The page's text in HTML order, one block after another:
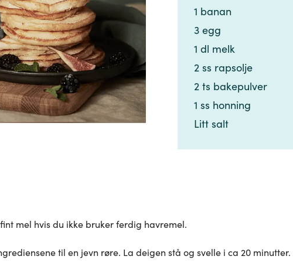
1 banan​​​​‌ ‍ ​‍​‍‌‍ ‌ ​‍‌‍‍‌‌‍‌ ‌‍‍‌‌‍ ‍​‍​‍​ ‍‍​‍​‍‌ ​ ‌‍​‌‌‍ ‍‌‍‍‌‌ ‌​‌ ‍‌​‍ ‍‌‍‍‌‌‍ ​‍​‍​‍ ​​‍​‍‌‍‍​‌ ​‍‌‍‌‌‌‍‌‍​‍​‍​ ‍‍​‍​‍‌‍‍​‌ ‌​‌ ‌​‌ ​​‌ ​ ​ ‍‍​‍ ​‍ ‌‍​ ‌‍ ‌‌ ​ ​‍ ‍‌‍​ ‌‍‌‌‌ ​‍‌ ‌‍‌‍‌‌‌ ​‍‌‍​‌​‍ ‍‌ ​ ‌‍‌‌​‍ ‌ ​​‌ ​‍‌‍ ‌‍‌​‌ ‌‌‌‍​ ‌ ‌​‌‍‍‌‌‍ ‌‍ ‍​‍ ‌‍‍‌‌‍ ‍‌ ‌​‌‍‌‌‌‍ ‍‌ ‌​​‍ ‌‍‌‌‌‍‌​‌‍‍‌‌ ‌​​‍ ‌‍ ‌‌‍ ‌‍‌​‌‍‌‌​ ‌‌ ​​‌ ​‍‌‍‌‌‌ ​ ‌‍‌‌‌‍ ‍‌ ‌​‌‍​‌‌ ‌​‌‍‍‌‌‍ ‌‍ ‍​ ‍ ‌‍‍‌‌‍‌​​ ‌‌‍‍‌​ ​‌​ ‍​‌‍ ‍​‍ ‍​ ‍​​ ‌ ‌‍​‍​ ‌‍​ ‌‍​ ​‍‌‍​‍​ ‍‌​‍ ‌‌‍‌‍‌‍​‌​ ‌​​ ‌ ​‍ ‌​ ‌​​ ‌​‌‍​‍​ ​‌​‍ ‌​ ‍​‌‍​‍‌‍‌‍​ ​‍​‍ ‌​ ​​‌‍​ ​ ‌‍‌‍‌‍​ ‌‌‌‍​‌‌‍​ ‌‍‌​‌‍‌​​ ‍​‌‍‌‍​ ​ ​‍ ‍‌‍ ‍‌‍ ​ ‍ ‌ ‌​‌ ‍‌‌ ​​‌‍‌‌​ ‌‌ ​​‌‍​‌‌‍‌ ‌‍‌‌​ ‍ ‌ ​​‌‍​‌‌ ‌​‌‍‍​​ ‌‌‍​‍‌‍ ​‌‍ ‌‍​ ‌‍‍ ‌ ​ ​‍‌‌​ ‌‌‌​​‍‌‌ ‌‍‍ ‌‍‌‌‌ ‍‌​‍‌‌​ ​ ‌​‌​​‍‌‌​ ​ ‌​‌​​‍‌‌​ ​‍​ ​‍‌‍‌‌​ ‍‌​ ‌ ​ ​‌‌‍‌​​ ​‍​ ​‍​ ‌ ‌‍‌‌‌‍‌​‌‍‌​​ ​​​‍‌‌​ ​‍​ ​‍​‍‌‌​ ‌‌‌​‌​​‍ ‍‌‍​ ‌‍ ‌‍ ​‌ ‌‌‌‍ ‌‌‍ ‍‌ ​ ​‍‌‌​ ‌‌‌​​‍‌‌ ‌‍‍ ‌‍‌‌‌ ‍‌​‍‌‌​ ​ ‌​‌​​‍‌‌​ ​ ‌​‌​​‍‌‌​ ​‍​ ​‍​ ‌ ‌‍‌‌‌‍​‍‌‍​‌​ ‍​​ ‍‌​ ​‌​ ‌​‌‍​‌‌‍‌​​ ‍​​ ‌‌​‍‌‌​ ​‍​ ​‍​‍‌‌​ ‌‌‌​‌​​‍ ‍‌‍‍‌‌ ‌​‌‍‌‌‌‍ ‌‌ ​ ​‍‌‌​ ‌‌‌​​‍​ ​ ​‍‌‌​ ‌‌‌​‌​​ ‌‍​‍‌‍​‌‌ ​ ‌‍‌‌‌‌‌‌‌ ​‍‌‍ ​​ ‌‌‍‍​‌ ‌​‌ ‌​‌ ​​‌ ​ ​‍‌‌​ ​ ‌​​‌​‍‌‌​ ​‍‌​‌‍​‍‌‌​ ​‍‌​‌‍‌‍​ ‌‍ ‌‌ ​ ​‍ ‍‌‍​ ‌‍‌‌‌ ​‍‌ ‌‍‌‍‌‌‌ ​‍‌‍​‌​‍ ‍‌ ​ ‌‍‌‌​‍‌‍‌‍‍‌‌‍‌​​ ‌‌‍‍‌​ ​‌​ ‍​‌‍ ‍​‍ ‍​ ‍​​ ‌ ‌‍​‍​ ‌‍​ ‌‍​ ​‍‌‍​‍​ ‍‌​‍ ‌‌‍‌‍‌‍​‌​ ‌​​ ‌ ​‍ ‌​ ‌​​ ‌​‌‍​‍​ ​‌​‍ ‌​ ‍​‌‍​‍‌‍‌‍​ ​‍​‍ ‌​ ​​‌‍​ ​ ‌‍‌‍‌‍​ ‌‌‌‍​‌‌‍​ ‌‍‌​‌‍‌​​ ‍​‌‍‌‍​ ​ ​‍ ‍‌‍ ‍‌‍ ​‍‌‍‌ ‌​‌ ‍‌‌ ​​‌‍‌‌​ ‌‌ ​​‌‍​‌‌‍‌ ‌‍‌‌​‍‌‍‌ ​​‌‍​‌‌ ‌​‌‍‍​​ ‌‌‍​‍‌‍ ​‌‍ ‌‍​ ‌‍‍ ‌ ​ ​‍‌‌​ ‌‌‌​​‍‌‌ ‌‍‍ ‌‍‌‌‌ ‍‌​‍‌‌​ ​ ‌​‌​​‍‌‌​ ​ ‌​‌​​‍‌‌​ ​‍​ ​‍‌‍‌‌​ ‍‌​ ‌ ​ ​‌‌‍‌​​ ​‍​ ​‍​ ‌ ‌‍‌‌‌‍‌​‌‍‌​​ ​​​‍‌‌​ ​‍​ ​‍​‍‌‌​ ‌‌‌​‌​​‍ ‍‌‍​ ‌‍ ‌‍ ​‌ ‌‌‌‍ ‌‌‍ ‍‌ ​ ​‍‌‌​ ‌‌‌​​‍‌‌ ‌‍‍ ‌‍‌‌‌ ‍‌​‍‌‌​ ​ ‌​‌​​‍‌‌​ ​ ‌​‌​​‍‌‌​ ​‍​ ​‍​ ‌ ‌‍‌‌‌‍​‍‌‍​‌​ ‍​​ ‍‌​ ​‌​ ‌​‌‍​‌‌‍‌​​ ‍​​ ‌‌​‍‌‌​ ​‍​ ​‍​‍‌‌​ ‌‌‌​‌​​‍ ‍‌‍‍‌‌ ‌​‌‍‌‌‌‍ ‌‌ ​ ​‍‌‌​ ‌‌‌​​‍​ ​ ​‍‌‌​ ‌‌‌​‌​​‍‌‍‌ ‌ ‌‍ ‌ ​‍‌‍‍ ‌ ​ ‌ ​​‌‍​‌‌‍​ ‌‍‌‌​ ‌‌ ​​‌ ​‍‌‍ ‌‍‌​‌ ‌‌‌‍​ ‌ ‌​‌‍‍‌‌‍ ‌‍ ‍​‍‌‍‌ ​​‌‍‌‌‌ ​‍‌ ​ ‌ ​​‌‍‌‌‌‍​ ‌ ‌​‌‍‍‌‌ ‌‍‌‍‌‌​ ‌‌ ​​‌ ‌‌‌‍​‍‌‍ ​‌‍‍‌‌ ​ ‌‍‍​‌‍‌‌‌‍‌​​‍​‍‌ ‌
3 egg​​​​‌ ‍ ​‍​‍‌‍ ‌ ​‍‌‍‍‌‌‍‌ ‌‍‍‌‌‍ ‍​‍​‍​ ‍‍​‍​‍‌ ​ ‌‍​‌‌‍ ‍‌‍‍‌‌ ‌​‌ ‍‌​‍ ‍‌‍‍‌‌‍ ​‍​‍​‍ ​​‍​‍‌‍‍​‌ ​‍‌‍‌‌‌‍‌‍​‍​‍​ ‍‍​‍​‍‌‍‍​‌ ‌​‌ ‌​‌ ​​‌ ​ ​ ‍‍​‍ ​‍ ‌‍​ ‌‍ ‌‌ ​ ​‍ ‍‌‍​ ‌‍‌‌‌ ​‍‌ ‌‍‌‍‌‌‌ ​‍‌‍​‌​‍ ‍‌ ​ ‌‍‌‌​‍ ‌ ​​‌ ​‍‌‍ ‌‍‌​‌ ‌‌‌‍​ ‌ ‌​‌‍‍‌‌‍ ‌‍ ‍​‍ ‌‍‍‌‌‍ ‍‌ ‌​‌‍‌‌‌‍ ‍‌ ‌​​‍ ‌‍‌‌‌‍‌​‌‍‍‌‌ ‌​​‍ ‌‍ ‌‌‍ ‌‍‌​‌‍‌‌​ ‌‌ ​​‌ ​‍‌‍‌‌‌ ​ ‌‍‌‌‌‍ ‍‌ ‌​‌‍​‌‌ ‌​‌‍‍‌‌‍ ‌‍ ‍​ ‍ ‌‍‍‌‌‍‌​​ ‌‌‍‍‌​ ​‌​ ‍​‌‍ ‍​‍ ‍​ ‍​​ ‌ ‌‍​‍​ ‌‍​ ‌‍​ ​‍‌‍​‍​ ‍‌​‍ ‌‌‍‌‍‌‍​‌​ ‌​​ ‌ ​‍ ‌​ ‌​​ ‌​‌‍​‍​ ​‌​‍ ‌​ ‍​‌‍​‍‌‍‌‍​ ​‍​‍ ‌​ ​​‌‍​ ​ ‌‍‌‍‌‍​ ‌‌‌‍​‌‌‍​ ‌‍‌​‌‍‌​​ ‍​‌‍‌‍​ ​ ​‍ ‍‌‍ ‍‌‍ ​ ‍ ‌ ‌​‌ ‍‌‌ ​​‌‍‌‌​ ‌‌ ​​‌‍​‌‌‍‌ ‌‍‌‌​ ‍ ‌ ​​‌‍​‌‌ ‌​‌‍‍​​ ‌‌‍​‍‌‍ ​‌‍ ‌‍​ ‌‍‍ ‌ ​ ​‍‌‌​ ‌‌‌​​‍‌‌ ‌‍‍ ‌‍‌‌‌ ‍‌​‍‌‌​ ​ ‌​‌​​‍‌‌​ ​ ‌​‌​​‍‌‌​ ​‍​ ​‍‌‍‌‌​ ‍‌​ ‌ ​ ​‌‌‍‌​​ ​‍​ ​‍​ ‌ ‌‍‌‌‌‍‌​‌‍‌​​ ​​​‍‌‌​ ​‍​ ​‍​‍‌‌​ ‌‌‌​‌​​‍ ‍‌‍​ ‌‍ ‌‍ ​‌ ‌‌‌‍ ‌‌‍ ‍‌ ​ ​‍‌‌​ ‌‌‌​​‍‌‌ ‌‍‍ ‌‍‌‌‌ ‍‌​‍‌‌​ ​ ‌​‌​​‍‌‌​ ​ ‌​‌​​‍‌‌​ ​‍​ ​‍​ ‌ ‌‍‌‌‌‍​‍‌‍​‌​ ‍​​ ‍‌​ ​‌​ ‌​‌‍​‌‌‍‌​​ ‍​​ ‌‌​‍‌‌​ ​‍​ ​‍​‍‌‌​ ‌‌‌​‌​​‍ ‍‌‍‍‌‌ ‌​‌‍‌‌‌‍ ‌‌ ​ ​‍‌‌​ ‌‌‌​​‍​ ‌​​‍‌‌​ ‌‌‌​‌​​ ‌‍​‍‌‍​‌‌ ​ ‌‍‌‌‌‌‌‌‌ ​‍‌‍ ​​ ‌‌‍‍​‌ ‌​‌ ‌​‌ ​​‌ ​ ​‍‌‌​ ​ ‌​​‌​‍‌‌​ ​‍‌​‌‍​‍‌‌​ ​‍‌​‌‍‌‍​ ‌‍ ‌‌ ​ ​‍ ‍‌‍​ ‌‍‌‌‌ ​‍‌ ‌‍‌‍‌‌‌ ​‍‌‍​‌​‍ ‍‌ ​ ‌‍‌‌​‍‌‍‌‍‍‌‌‍‌​​ ‌‌‍‍‌​ ​‌​ ‍​‌‍ ‍​‍ ‍​ ‍​​ ‌ ‌‍​‍​ ‌‍​ ‌‍​ ​‍‌‍​‍​ ‍‌​‍ ‌‌‍‌‍‌‍​‌​ ‌​​ ‌ ​‍ ‌​ ‌​​ ‌​‌‍​‍​ ​‌​‍ ‌​ ‍​‌‍​‍‌‍‌‍​ ​‍​‍ ‌​ ​​‌‍​ ​ ‌‍‌‍‌‍​ ‌‌‌‍​‌‌‍​ ‌‍‌​‌‍‌​​ ‍​‌‍‌‍​ ​ ​‍ ‍‌‍ ‍‌‍ ​‍‌‍‌ ‌​‌ ‍‌‌ ​​‌‍‌‌​ ‌‌ ​​‌‍​‌‌‍‌ ‌‍‌‌​‍‌‍‌ ​​‌‍​‌‌ ‌​‌‍‍​​ ‌‌‍​‍‌‍ ​‌‍ ‌‍​ ‌‍‍ ‌ ​ ​‍‌‌​ ‌‌‌​​‍‌‌ ‌‍‍ ‌‍‌‌‌ ‍‌​‍‌‌​ ​ ‌​‌​​‍‌‌​ ​ ‌​‌​​‍‌‌​ ​‍​ ​‍‌‍‌‌​ ‍‌​ ‌ ​ ​‌‌‍‌​​ ​‍​ ​‍​ ‌ ‌‍‌‌‌‍‌​‌‍‌​​ ​​​‍‌‌​ ​‍​ ​‍​‍‌‌​ ‌‌‌​‌​​‍ ‍‌‍​ ‌‍ ‌‍ ​‌ ‌‌‌‍ ‌‌‍ ‍‌ ​ ​‍‌‌​ ‌‌‌​​‍‌‌ ‌‍‍ ‌‍‌‌‌ ‍‌​‍‌‌​ ​ ‌​‌​​‍‌‌​ ​ ‌​‌​​‍‌‌​ ​‍​ ​‍​ ‌ ‌‍‌‌‌‍​‍‌‍​‌​ ‍​​ ‍‌​ ​‌​ ‌​‌‍​‌‌‍‌​​ ‍​​ ‌‌​‍‌‌​ ​‍​ ​‍​‍‌‌​ ‌‌‌​‌​​‍ ‍‌‍‍‌‌ ‌​‌‍‌‌‌‍ ‌‌ ​ ​‍‌‌​ ‌‌‌​​‍​ ‌​​‍‌‌​ ‌‌‌​‌​​‍‌‍‌ ‌ ‌‍ ‌ ​‍‌‍‍ ‌ ​ ‌ ​​‌‍​‌‌‍​ ‌‍‌‌​ ‌‌ ​​‌ ​‍‌‍ ‌‍‌​‌ ‌‌‌‍​ ‌ ‌​‌‍‍‌‌‍ ‌‍ ‍​‍‌‍‌ ​​‌‍‌‌‌ ​‍‌ ​ ‌ ​​‌‍‌‌‌‍​ ‌ ‌​‌‍‍‌‌ ‌‍‌‍‌‌​ ‌‌ ​​‌ ‌‌‌‍​‍‌‍ ​‌‍‍‌‌ ​ ‌‍‍​‌‍‌‌‌‍‌​​‍​‍‌ ‌
1 dl melk​​​​‌ ‍ ​‍​‍‌‍ ‌ ​‍‌‍‍‌‌‍‌ ‌‍‍‌‌‍ ‍​‍​‍​ ‍‍​‍​‍‌ ​ ‌‍​‌‌‍ ‍‌‍‍‌‌ ‌​‌ ‍‌​‍ ‍‌‍‍‌‌‍ ​‍​‍​‍ ​​‍​‍‌‍‍​‌ ​‍‌‍‌‌‌‍‌‍​‍​‍​ ‍‍​‍​‍‌‍‍​‌ ‌​‌ ‌​‌ ​​‌ ​ ​ ‍‍​‍ ​‍ ‌‍​ ‌‍ ‌‌ ​ ​‍ ‍‌‍​ ‌‍‌‌‌ ​‍‌ ‌‍‌‍‌‌‌ ​‍‌‍​‌​‍ ‍‌ ​ ‌‍‌‌​‍ ‌ ​​‌ ​‍‌‍ ‌‍‌​‌ ‌‌‌‍​ ‌ ‌​‌‍‍‌‌‍ ‌‍ ‍​‍ ‌‍‍‌‌‍ ‍‌ ‌​‌‍‌‌‌‍ ‍‌ ‌​​‍ ‌‍‌‌‌‍‌​‌‍‍‌‌ ‌​​‍ ‌‍ ‌‌‍ ‌‍‌​‌‍‌‌​ ‌‌ ​​‌ ​‍‌‍‌‌‌ ​ ‌‍‌‌‌‍ ‍‌ ‌​‌‍​‌‌ ‌​‌‍‍‌‌‍ ‌‍ ‍​ ‍ ‌‍‍‌‌‍‌​​ ‌‌‍‍‌​ ​‌​ ‍​‌‍ ‍​‍ ‍​ ‍​​ ‌ ‌‍​‍​ ‌‍​ ‌‍​ ​‍‌‍​‍​ ‍‌​‍ ‌‌‍‌‍‌‍​‌​ ‌​​ ‌ ​‍ ‌​ ‌​​ ‌​‌‍​‍​ ​‌​‍ ‌​ ‍​‌‍​‍‌‍‌‍​ ​‍​‍ ‌​ ​​‌‍​ ​ ‌‍‌‍‌‍​ ‌‌‌‍​‌‌‍​ ‌‍‌​‌‍‌​​ ‍​‌‍‌‍​ ​ ​‍ ‍‌‍ ‍‌‍ ​ ‍ ‌ ‌​‌ ‍‌‌ ​​‌‍‌‌​ ‌‌ ​​‌‍​‌‌‍‌ ‌‍‌‌​ ‍ ‌ ​​‌‍​‌‌ ‌​‌‍‍​​ ‌‌‍​‍‌‍ ​‌‍ ‌‍​ ‌‍‍ ‌ ​ ​‍‌‌​ ‌‌‌​​‍‌‌ ‌‍‍ ‌‍‌‌‌ ‍‌​‍‌‌​ ​ ‌​‌​​‍‌‌​ ​ ‌​‌​​‍‌‌​ ​‍​ ​‍‌‍‌‌​ ‍‌​ ‌ ​ ​‌‌‍‌​​ ​‍​ ​‍​ ‌ ‌‍‌‌‌‍‌​‌‍‌​​ ​​​‍‌‌​ ​‍​ ​‍​‍‌‌​ ‌‌‌​‌​​‍ ‍‌‍​ ‌‍ ‌‍ ​‌ ‌‌‌‍ ‌‌‍ ‍‌ ​ ​‍‌‌​ ‌‌‌​​‍‌‌ ‌‍‍ ‌‍‌‌‌ ‍‌​‍‌‌​ ​ ‌​‌​​‍‌‌​ ​ ‌​‌​​‍‌‌​ ​‍​ ​‍​ ‌ ‌‍‌‌‌‍​‍‌‍​‌​ ‍​​ ‍‌​ ​‌​ ‌​‌‍​‌‌‍‌​​ ‍​​ ‌‌​‍‌‌​ ​‍​ ​‍​‍‌‌​ ‌‌‌​‌​​‍ ‍‌‍‍‌‌ ‌​‌‍‌‌‌‍ ‌‌ ​ ​‍‌‌​ ‌‌‌​​‍​ ‌‌​‍‌‌​ ‌‌‌​‌​​ ‌‍​‍‌‍​‌‌ ​ ‌‍‌‌‌‌‌‌‌ ​‍‌‍ ​​ ‌‌‍‍​‌ ‌​‌ ‌​‌ ​​‌ ​ ​‍‌‌​ ​ ‌​​‌​‍‌‌​ ​‍‌​‌‍​‍‌‌​ ​‍‌​‌‍‌‍​ ‌‍ ‌‌ ​ ​‍ ‍‌‍​ ‌‍‌‌‌ ​‍‌ ‌‍‌‍‌‌‌ ​‍‌‍​‌​‍ ‍‌ ​ ‌‍‌‌​‍‌‍‌‍‍‌‌‍‌​​ ‌‌‍‍‌​ ​‌​ ‍​‌‍ ‍​‍ ‍​ ‍​​ ‌ ‌‍​‍​ ‌‍​ ‌‍​ ​‍‌‍​‍​ ‍‌​‍ ‌‌‍‌‍‌‍​‌​ ‌​​ ‌ ​‍ ‌​ ‌​​ ‌​‌‍​‍​ ​‌​‍ ‌​ ‍​‌‍​‍‌‍‌‍​ ​‍​‍ ‌​ ​​‌‍​ ​ ‌‍‌‍‌‍​ ‌‌‌‍​‌‌‍​ ‌‍‌​‌‍‌​​ ‍​‌‍‌‍​ ​ ​‍ ‍‌‍ ‍‌‍ ​‍‌‍‌ ‌​‌ ‍‌‌ ​​‌‍‌‌​ ‌‌ ​​‌‍​‌‌‍‌ ‌‍‌‌​‍‌‍‌ ​​‌‍​‌‌ ‌​‌‍‍​​ ‌‌‍​‍‌‍ ​‌‍ ‌‍​ ‌‍‍ ‌ ​ ​‍‌‌​ ‌‌‌​​‍‌‌ ‌‍‍ ‌‍‌‌‌ ‍‌​‍‌‌​ ​ ‌​‌​​‍‌‌​ ​ ‌​‌​​‍‌‌​ ​‍​ ​‍‌‍‌‌​ ‍‌​ ‌ ​ ​‌‌‍‌​​ ​‍​ ​‍​ ‌ ‌‍‌‌‌‍‌​‌‍‌​​ ​​​‍‌‌​ ​‍​ ​‍​‍‌‌​ ‌‌‌​‌​​‍ ‍‌‍​ ‌‍ ‌‍ ​‌ ‌‌‌‍ ‌‌‍ ‍‌ ​ ​‍‌‌​ ‌‌‌​​‍‌‌ ‌‍‍ ‌‍‌‌‌ ‍‌​‍‌‌​ ​ ‌​‌​​‍‌‌​ ​ ‌​‌​​‍‌‌​ ​‍​ ​‍​ ‌ ‌‍‌‌‌‍​‍‌‍​‌​ ‍​​ ‍‌​ ​‌​ ‌​‌‍​‌‌‍‌​​ ‍​​ ‌‌​‍‌‌​ ​‍​ ​‍​‍‌‌​ ‌‌‌​‌​​‍ ‍‌‍‍‌‌ ‌​‌‍‌‌‌‍ ‌‌ ​ ​‍‌‌​ ‌‌‌​​‍​ ‌‌​‍‌‌​ ‌‌‌​‌​​‍‌‍‌ ‌ ‌‍ ‌ ​‍‌‍‍ ‌ ​ ‌ ​​‌‍​‌‌‍​ ‌‍‌‌​ ‌‌ ​​‌ ​‍‌‍ ‌‍‌​‌ ‌‌‌‍​ ‌ ‌​‌‍‍‌‌‍ ‌‍ ‍​‍‌‍‌ ​​‌‍‌‌‌ ​‍‌ ​ ‌ ​​‌‍‌‌‌‍​ ‌ ‌​‌‍‍‌‌ ‌‍‌‍‌‌​ ‌‌ ​​‌ ‌‌‌‍​‍‌‍ ​‌‍‍‌‌ ​ ‌‍‍​‌‍‌‌‌‍‌​​‍​‍‌ ‌
2 ss rapsolje​​​​‌ ‍ ​‍​‍‌‍ ‌ ​‍‌‍‍‌‌‍‌ ‌‍‍‌‌‍ ‍​‍​‍​ ‍‍​‍​‍‌ ​ ‌‍​‌‌‍ ‍‌‍‍‌‌ ‌​‌ ‍‌​‍ ‍‌‍‍‌‌‍ ​‍​‍​‍ ​​‍​‍‌‍‍​‌ ​‍‌‍‌‌‌‍‌‍​‍​‍​ ‍‍​‍​‍‌‍‍​‌ ‌​‌ ‌​‌ ​​‌ ​ ​ ‍‍​‍ ​‍ ‌‍​ ‌‍ ‌‌ ​ ​‍ ‍‌‍​ ‌‍‌‌‌ ​‍‌ ‌‍‌‍‌‌‌ ​‍‌‍​‌​‍ ‍‌ ​ ‌‍‌‌​‍ ‌ ​​‌ ​‍‌‍ ‌‍‌​‌ ‌‌‌‍​ ‌ ‌​‌‍‍‌‌‍ ‌‍ ‍​‍ ‌‍‍‌‌‍ ‍‌ ‌​‌‍‌‌‌‍ ‍‌ ‌​​‍ ‌‍‌‌‌‍‌​‌‍‍‌‌ ‌​​‍ ‌‍ ‌‌‍ ‌‍‌​‌‍‌‌​ ‌‌ ​​‌ ​‍‌‍‌‌‌ ​ ‌‍‌‌‌‍ ‍‌ ‌​‌‍​‌‌ ‌​‌‍‍‌‌‍ ‌‍ ‍​ ‍ ‌‍‍‌‌‍‌​​ ‌‌‍‍‌​ ​‌​ ‍​‌‍ ‍​‍ ‍​ ‍​​ ‌ ‌‍​‍​ ‌‍​ ‌‍​ ​‍‌‍​‍​ ‍‌​‍ ‌‌‍‌‍‌‍​‌​ ‌​​ ‌ ​‍ ‌​ ‌​​ ‌​‌‍​‍​ ​‌​‍ ‌​ ‍​‌‍​‍‌‍‌‍​ ​‍​‍ ‌​ ​​‌‍​ ​ ‌‍‌‍‌‍​ ‌‌‌‍​‌‌‍​ ‌‍‌​‌‍‌​​ ‍​‌‍‌‍​ ​ ​‍ ‍‌‍ ‍‌‍ ​ ‍ ‌ ‌​‌ ‍‌‌ ​​‌‍‌‌​ ‌‌ ​​‌‍​‌‌‍‌ ‌‍‌‌​ ‍ ‌ ​​‌‍​‌‌ ‌​‌‍‍​​ ‌‌‍​‍‌‍ ​‌‍ ‌‍​ ‌‍‍ ‌ ​ ​‍‌‌​ ‌‌‌​​‍‌‌ ‌‍‍ ‌‍‌‌‌ ‍‌​‍‌‌​ ​ ‌​‌​​‍‌‌​ ​ ‌​‌​​‍‌‌​ ​‍​ ​‍‌‍‌‌​ ‍‌​ ‌ ​ ​‌‌‍‌​​ ​‍​ ​‍​ ‌ ‌‍‌‌‌‍‌​‌‍‌​​ ​​​‍‌‌​ ​‍​ ​‍​‍‌‌​ ‌‌‌​‌​​‍ ‍‌‍​ ‌‍ ‌‍ ​‌ ‌‌‌‍ ‌‌‍ ‍‌ ​ ​‍‌‌​ ‌‌‌​​‍‌‌ ‌‍‍ ‌‍‌‌‌ ‍‌​‍‌‌​ ​ ‌​‌​​‍‌‌​ ​ ‌​‌​​‍‌‌​ ​‍​ ​‍​ ‌ ‌‍‌‌‌‍​‍‌‍​‌​ ‍​​ ‍‌​ ​‌​ ‌​‌‍​‌‌‍‌​​ ‍​​ ‌‌​‍‌‌​ ​‍​ ​‍​‍‌‌​ ‌‌‌​‌​​‍ ‍‌‍‍‌‌ ‌​‌‍‌‌‌‍ ‌‌ ​ ​‍‌‌​ ‌‌‌​​‍​ ‌‍​‍‌‌​ ‌‌‌​‌​​ ‌‍​‍‌‍​‌‌ ​ ‌‍‌‌‌‌‌‌‌ ​‍‌‍ ​​ ‌‌‍‍​‌ ‌​‌ ‌​‌ ​​‌ ​ ​‍‌‌​ ​ ‌​​‌​‍‌‌​ ​‍‌​‌‍​‍‌‌​ ​‍‌​‌‍‌‍​ ‌‍ ‌‌ ​ ​‍ ‍‌‍​ ‌‍‌‌‌ ​‍‌ ‌‍‌‍‌‌‌ ​‍‌‍​‌​‍ ‍‌ ​ ‌‍‌‌​‍‌‍‌‍‍‌‌‍‌​​ ‌‌‍‍‌​ ​‌​ ‍​‌‍ ‍​‍ ‍​ ‍​​ ‌ ‌‍​‍​ ‌‍​ ‌‍​ ​‍‌‍​‍​ ‍‌​‍ ‌‌‍‌‍‌‍​‌​ ‌​​ ‌ ​‍ ‌​ ‌​​ ‌​‌‍​‍​ ​‌​‍ ‌​ ‍​‌‍​‍‌‍‌‍​ ​‍​‍ ‌​ ​​‌‍​ ​ ‌‍‌‍‌‍​ ‌‌‌‍​‌‌‍​ ‌‍‌​‌‍‌​​ ‍​‌‍‌‍​ ​ ​‍ ‍‌‍ ‍‌‍ ​‍‌‍‌ ‌​‌ ‍‌‌ ​​‌‍‌‌​ ‌‌ ​​‌‍​‌‌‍‌ ‌‍‌‌​‍‌‍‌ ​​‌‍​‌‌ ‌​‌‍‍​​ ‌‌‍​‍‌‍ ​‌‍ ‌‍​ ‌‍‍ ‌ ​ ​‍‌‌​ ‌‌‌​​‍‌‌ ‌‍‍ ‌‍‌‌‌ ‍‌​‍‌‌​ ​ ‌​‌​​‍‌‌​ ​ ‌​‌​​‍‌‌​ ​‍​ ​‍‌‍‌‌​ ‍‌​ ‌ ​ ​‌‌‍‌​​ ​‍​ ​‍​ ‌ ‌‍‌‌‌‍‌​‌‍‌​​ ​​​‍‌‌​ ​‍​ ​‍​‍‌‌​ ‌‌‌​‌​​‍ ‍‌‍​ ‌‍ ‌‍ ​‌ ‌‌‌‍ ‌‌‍ ‍‌ ​ ​‍‌‌​ ‌‌‌​​‍‌‌ ‌‍‍ ‌‍‌‌‌ ‍‌​‍‌‌​ ​ ‌​‌​​‍‌‌​ ​ ‌​‌​​‍‌‌​ ​‍​ ​‍​ ‌ ‌‍‌‌‌‍​‍‌‍​‌​ ‍​​ ‍‌​ ​‌​ ‌​‌‍​‌‌‍‌​​ ‍​​ ‌‌​‍‌‌​ ​‍​ ​‍​‍‌‌​ ‌‌‌​‌​​‍ ‍‌‍‍‌‌ ‌​‌‍‌‌‌‍ ‌‌ ​ ​‍‌‌​ ‌‌‌​​‍​ ‌‍​‍‌‌​ ‌‌‌​‌​​‍‌‍‌ ‌ ‌‍ ‌ ​‍‌‍‍ ‌ ​ ‌ ​​‌‍​‌‌‍​ ‌‍‌‌​ ‌‌ ​​‌ ​‍‌‍ ‌‍‌​‌ ‌‌‌‍​ ‌ ‌​‌‍‍‌‌‍ ‌‍ ‍​‍‌‍‌ ​​‌‍‌‌‌ ​‍‌ ​ ‌ ​​‌‍‌‌‌‍​ ‌ ‌​‌‍‍‌‌ ‌‍‌‍‌‌​ ‌‌ ​​‌ ‌‌‌‍​‍‌‍ ​‌‍‍‌‌ ​ ‌‍‍​‌‍‌‌‌‍‌​​‍​‍‌ ‌
2 ts bakepulver​​​​‌ ‍ ​‍​‍‌‍ ‌ ​‍‌‍‍‌‌‍‌ ‌‍‍‌‌‍ ‍​‍​‍​ ‍‍​‍​‍‌ ​ ‌‍​‌‌‍ ‍‌‍‍‌‌ ‌​‌ ‍‌​‍ ‍‌‍‍‌‌‍ ​‍​‍​‍ ​​‍​‍‌‍‍​‌ ​‍‌‍‌‌‌‍‌‍​‍​‍​ ‍‍​‍​‍‌‍‍​‌ ‌​‌ ‌​‌ ​​‌ ​ ​ ‍‍​‍ ​‍ ‌‍​ ‌‍ ‌‌ ​ ​‍ ‍‌‍​ ‌‍‌‌‌ ​‍‌ ‌‍‌‍‌‌‌ ​‍‌‍​‌​‍ ‍‌ ​ ‌‍‌‌​‍ ‌ ​​‌ ​‍‌‍ ‌‍‌​‌ ‌‌‌‍​ ‌ ‌​‌‍‍‌‌‍ ‌‍ ‍​‍ ‌‍‍‌‌‍ ‍‌ ‌​‌‍‌‌‌‍ ‍‌ ‌​​‍ ‌‍‌‌‌‍‌​‌‍‍‌‌ ‌​​‍ ‌‍ ‌‌‍ ‌‍‌​‌‍‌‌​ ‌‌ ​​‌ ​‍‌‍‌‌‌ ​ ‌‍‌‌‌‍ ‍‌ ‌​‌‍​‌‌ ‌​‌‍‍‌‌‍ ‌‍ ‍​ ‍ ‌‍‍‌‌‍‌​​ ‌‌‍‍‌​ ​‌​ ‍​‌‍ ‍​‍ ‍​ ‍​​ ‌ ‌‍​‍​ ‌‍​ ‌‍​ ​‍‌‍​‍​ ‍‌​‍ ‌‌‍‌‍‌‍​‌​ ‌​​ ‌ ​‍ ‌​ ‌​​ ‌​‌‍​‍​ ​‌​‍ ‌​ ‍​‌‍​‍‌‍‌‍​ ​‍​‍ ‌​ ​​‌‍​ ​ ‌‍‌‍‌‍​ ‌‌‌‍​‌‌‍​ ‌‍‌​‌‍‌​​ ‍​‌‍‌‍​ ​ ​‍ ‍‌‍ ‍‌‍ ​ ‍ ‌ ‌​‌ ‍‌‌ ​​‌‍‌‌​ ‌‌ ​​‌‍​‌‌‍‌ ‌‍‌‌​ ‍ ‌ ​​‌‍​‌‌ ‌​‌‍‍​​ ‌‌‍​‍‌‍ ​‌‍ ‌‍​ ‌‍‍ ‌ ​ ​‍‌‌​ ‌‌‌​​‍‌‌ ‌‍‍ ‌‍‌‌‌ ‍‌​‍‌‌​ ​ ‌​‌​​‍‌‌​ ​ ‌​‌​​‍‌‌​ ​‍​ ​‍‌‍‌‌​ ‍‌​ ‌ ​ ​‌‌‍‌​​ ​‍​ ​‍​ ‌ ‌‍‌‌‌‍‌​‌‍‌​​ ​​​‍‌‌​ ​‍​ ​‍​‍‌‌​ ‌‌‌​‌​​‍ ‍‌‍​ ‌‍ ‌‍ ​‌ ‌‌‌‍ ‌‌‍ ‍‌ ​ ​‍‌‌​ ‌‌‌​​‍‌‌ ‌‍‍ ‌‍‌‌‌ ‍‌​‍‌‌​ ​ ‌​‌​​‍‌‌​ ​ ‌​‌​​‍‌‌​ ​‍​ ​‍​ ‌ ‌‍‌‌‌‍​‍‌‍​‌​ ‍​​ ‍‌​ ​‌​ ‌​‌‍​‌‌‍‌​​ ‍​​ ‌‌​‍‌‌​ ​‍​ ​‍​‍‌‌​ ‌‌‌​‌​​‍ ‍‌‍‍‌‌ ‌​‌‍‌‌‌‍ ‌‌ ​ ​‍‌‌​ ‌‌‌​​‍​ ‌ ​‍‌‌​ ‌‌‌​‌​​ ‌‍​‍‌‍​‌‌ ​ ‌‍‌‌‌‌‌‌‌ ​‍‌‍ ​​ ‌‌‍‍​‌ ‌​‌ ‌​‌ ​​‌ ​ ​‍‌‌​ ​ ‌​​‌​‍‌‌​ ​‍‌​‌‍​‍‌‌​ ​‍‌​‌‍‌‍​ ‌‍ ‌‌ ​ ​‍ ‍‌‍​ ‌‍‌‌‌ ​‍‌ ‌‍‌‍‌‌‌ ​‍‌‍​‌​‍ ‍‌ ​ ‌‍‌‌​‍‌‍‌‍‍‌‌‍‌​​ ‌‌‍‍‌​ ​‌​ ‍​‌‍ ‍​‍ ‍​ ‍​​ ‌ ‌‍​‍​ ‌‍​ ‌‍​ ​‍‌‍​‍​ ‍‌​‍ ‌‌‍‌‍‌‍​‌​ ‌​​ ‌ ​‍ ‌​ ‌​​ ‌​‌‍​‍​ ​‌​‍ ‌​ ‍​‌‍​‍‌‍‌‍​ ​‍​‍ ‌​ ​​‌‍​ ​ ‌‍‌‍‌‍​ ‌‌‌‍​‌‌‍​ ‌‍‌​‌‍‌​​ ‍​‌‍‌‍​ ​ ​‍ ‍‌‍ ‍‌‍ ​‍‌‍‌ ‌​‌ ‍‌‌ ​​‌‍‌‌​ ‌‌ ​​‌‍​‌‌‍‌ ‌‍‌‌​‍‌‍‌ ​​‌‍​‌‌ ‌​‌‍‍​​ ‌‌‍​‍‌‍ ​‌‍ ‌‍​ ‌‍‍ ‌ ​ ​‍‌‌​ ‌‌‌​​‍‌‌ ‌‍‍ ‌‍‌‌‌ ‍‌​‍‌‌​ ​ ‌​‌​​‍‌‌​ ​ ‌​‌​​‍‌‌​ ​‍​ ​‍‌‍‌‌​ ‍‌​ ‌ ​ ​‌‌‍‌​​ ​‍​ ​‍​ ‌ ‌‍‌‌‌‍‌​‌‍‌​​ ​​​‍‌‌​ ​‍​ ​‍​‍‌‌​ ‌‌‌​‌​​‍ ‍‌‍​ ‌‍ ‌‍ ​‌ ‌‌‌‍ ‌‌‍ ‍‌ ​ ​‍‌‌​ ‌‌‌​​‍‌‌ ‌‍‍ ‌‍‌‌‌ ‍‌​‍‌‌​ ​ ‌​‌​​‍‌‌​ ​ ‌​‌​​‍‌‌​ ​‍​ ​‍​ ‌ ‌‍‌‌‌‍​‍‌‍​‌​ ‍​​ ‍‌​ ​‌​ ‌​‌‍​‌‌‍‌​​ ‍​​ ‌‌​‍‌‌​ ​‍​ ​‍​‍‌‌​ ‌‌‌​‌​​‍ ‍‌‍‍‌‌ ‌​‌‍‌‌‌‍ ‌‌ ​ ​‍‌‌​ ‌‌‌​​‍​ ‌ ​‍‌‌​ ‌‌‌​‌​​‍‌‍‌ ‌ ‌‍ ‌ ​‍‌‍‍ ‌ ​ ‌ ​​‌‍​‌‌‍​ ‌‍‌‌​ ‌‌ ​​‌ ​‍‌‍ ‌‍‌​‌ ‌‌‌‍​ ‌ ‌​‌‍‍‌‌‍ ‌‍ ‍​‍‌‍‌ ​​‌‍‌‌‌ ​‍‌ ​ ‌ ​​‌‍‌‌‌‍​ ‌ ‌​‌‍‍‌‌ ‌‍‌‍‌‌​ ‌‌ ​​‌ ‌‌‌‍​‍‌‍ ​‌‍‍‌‌ ​ ‌‍‍​‌‍‌‌‌‍‌​​‍​‍‌ ‌
1 ss honning​​​​‌ ‍ ​‍​‍‌‍ ‌ ​‍‌‍‍‌‌‍‌ ‌‍‍‌‌‍ ‍​‍​‍​ ‍‍​‍​‍‌ ​ ‌‍​‌‌‍ ‍‌‍‍‌‌ ‌​‌ ‍‌​‍ ‍‌‍‍‌‌‍ ​‍​‍​‍ ​​‍​‍‌‍‍​‌ ​‍‌‍‌‌‌‍‌‍​‍​‍​ ‍‍​‍​‍‌‍‍​‌ ‌​‌ ‌​‌ ​​‌ ​ ​ ‍‍​‍ ​‍ ‌‍​ ‌‍ ‌‌ ​ ​‍ ‍‌‍​ ‌‍‌‌‌ ​‍‌ ‌‍‌‍‌‌‌ ​‍‌‍​‌​‍ ‍‌ ​ ‌‍‌‌​‍ ‌ ​​‌ ​‍‌‍ ‌‍‌​‌ ‌‌‌‍​ ‌ ‌​‌‍‍‌‌‍ ‌‍ ‍​‍ ‌‍‍‌‌‍ ‍‌ ‌​‌‍‌‌‌‍ ‍‌ ‌​​‍ ‌‍‌‌‌‍‌​‌‍‍‌‌ ‌​​‍ ‌‍ ‌‌‍ ‌‍‌​‌‍‌‌​ ‌‌ ​​‌ ​‍‌‍‌‌‌ ​ ‌‍‌‌‌‍ ‍‌ ‌​‌‍​‌‌ ‌​‌‍‍‌‌‍ ‌‍ ‍​ ‍ ‌‍‍‌‌‍‌​​ ‌‌‍‍‌​ ​‌​ ‍​‌‍ ‍​‍ ‍​ ‍​​ ‌ ‌‍​‍​ ‌‍​ ‌‍​ ​‍‌‍​‍​ ‍‌​‍ ‌‌‍‌‍‌‍​‌​ ‌​​ ‌ ​‍ ‌​ ‌​​ ‌​‌‍​‍​ ​‌​‍ ‌​ ‍​‌‍​‍‌‍‌‍​ ​‍​‍ ‌​ ​​‌‍​ ​ ‌‍‌‍‌‍​ ‌‌‌‍​‌‌‍​ ‌‍‌​‌‍‌​​ ‍​‌‍‌‍​ ​ ​‍ ‍‌‍ ‍‌‍ ​ ‍ ‌ ‌​‌ ‍‌‌ ​​‌‍‌‌​ ‌‌ ​​‌‍​‌‌‍‌ ‌‍‌‌​ ‍ ‌ ​​‌‍​‌‌ ‌​‌‍‍​​ ‌‌‍​‍‌‍ ​‌‍ ‌‍​ ‌‍‍ ‌ ​ ​‍‌‌​ ‌‌‌​​‍‌‌ ‌‍‍ ‌‍‌‌‌ ‍‌​‍‌‌​ ​ ‌​‌​​‍‌‌​ ​ ‌​‌​​‍‌‌​ ​‍​ ​‍‌‍‌‌​ ‍‌​ ‌ ​ ​‌‌‍‌​​ ​‍​ ​‍​ ‌ ‌‍‌‌‌‍‌​‌‍‌​​ ​​​‍‌‌​ ​‍​ ​‍​‍‌‌​ ‌‌‌​‌​​‍ ‍‌‍​ ‌‍ ‌‍ ​‌ ‌‌‌‍ ‌‌‍ ‍‌ ​ ​‍‌‌​ ‌‌‌​​‍‌‌ ‌‍‍ ‌‍‌‌‌ ‍‌​‍‌‌​ ​ ‌​‌​​‍‌‌​ ​ ‌​‌​​‍‌‌​ ​‍​ ​‍​ ‌ ‌‍‌‌‌‍​‍‌‍​‌​ ‍​​ ‍‌​ ​‌​ ‌​‌‍​‌‌‍‌​​ ‍​​ ‌‌​‍‌‌​ ​‍​ ​‍​‍‌‌​ ‌‌‌​‌​​‍ ‍‌‍‍‌‌ ‌​‌‍‌‌‌‍ ‌‌ ​ ​‍‌‌​ ‌‌‌​​‍​ ‍​​‍‌‌​ ‌‌‌​‌​​ ‌‍​‍‌‍​‌‌ ​ ‌‍‌‌‌‌‌‌‌ ​‍‌‍ ​​ ‌‌‍‍​‌ ‌​‌ ‌​‌ ​​‌ ​ ​‍‌‌​ ​ ‌​​‌​‍‌‌​ ​‍‌​‌‍​‍‌‌​ ​‍‌​‌‍‌‍​ ‌‍ ‌‌ ​ ​‍ ‍‌‍​ ‌‍‌‌‌ ​‍‌ ‌‍‌‍‌‌‌ ​‍‌‍​‌​‍ ‍‌ ​ ‌‍‌‌​‍‌‍‌‍‍‌‌‍‌​​ ‌‌‍‍‌​ ​‌​ ‍​‌‍ ‍​‍ ‍​ ‍​​ ‌ ‌‍​‍​ ‌‍​ ‌‍​ ​‍‌‍​‍​ ‍‌​‍ ‌‌‍‌‍‌‍​‌​ ‌​​ ‌ ​‍ ‌​ ‌​​ ‌​‌‍​‍​ ​‌​‍ ‌​ ‍​‌‍​‍‌‍‌‍​ ​‍​‍ ‌​ ​​‌‍​ ​ ‌‍‌‍‌‍​ ‌‌‌‍​‌‌‍​ ‌‍‌​‌‍‌​​ ‍​‌‍‌‍​ ​ ​‍ ‍‌‍ ‍‌‍ ​‍‌‍‌ ‌​‌ ‍‌‌ ​​‌‍‌‌​ ‌‌ ​​‌‍​‌‌‍‌ ‌‍‌‌​‍‌‍‌ ​​‌‍​‌‌ ‌​‌‍‍​​ ‌‌‍​‍‌‍ ​‌‍ ‌‍​ ‌‍‍ ‌ ​ ​‍‌‌​ ‌‌‌​​‍‌‌ ‌‍‍ ‌‍‌‌‌ ‍‌​‍‌‌​ ​ ‌​‌​​‍‌‌​ ​ ‌​‌​​‍‌‌​ ​‍​ ​‍‌‍‌‌​ ‍‌​ ‌ ​ ​‌‌‍‌​​ ​‍​ ​‍​ ‌ ‌‍‌‌‌‍‌​‌‍‌​​ ​​​‍‌‌​ ​‍​ ​‍​‍‌‌​ ‌‌‌​‌​​‍ ‍‌‍​ ‌‍ ‌‍ ​‌ ‌‌‌‍ ‌‌‍ ‍‌ ​ ​‍‌‌​ ‌‌‌​​‍‌‌ ‌‍‍ ‌‍‌‌‌ ‍‌​‍‌‌​ ​ ‌​‌​​‍‌‌​ ​ ‌​‌​​‍‌‌​ ​‍​ ​‍​ ‌ ‌‍‌‌‌‍​‍‌‍​‌​ ‍​​ ‍‌​ ​‌​ ‌​‌‍​‌‌‍‌​​ ‍​​ ‌‌​‍‌‌​ ​‍​ ​‍​‍‌‌​ ‌‌‌​‌​​‍ ‍‌‍‍‌‌ ‌​‌‍‌‌‌‍ ‌‌ ​ ​‍‌‌​ ‌‌‌​​‍​ ‍​​‍‌‌​ ‌‌‌​‌​​‍‌‍‌ ‌ ‌‍ ‌ ​‍‌‍‍ ‌ ​ ‌ ​​‌‍​‌‌‍​ ‌‍‌‌​ ‌‌ ​​‌ ​‍‌‍ ‌‍‌​‌ ‌‌‌‍​ ‌ ‌​‌‍‍‌‌‍ ‌‍ ‍​‍‌‍‌ ​​‌‍‌‌‌ ​‍‌ ​ ‌ ​​‌‍‌‌‌‍​ ‌ ‌​‌‍‍‌‌ ‌‍‌‍‌‌​ ‌‌ ​​‌ ‌‌‌‍​‍‌‍ ​‌‍‍‌‌ ​ ‌‍‍​‌‍‌‌‌‍‌​​‍​‍‌ ‌
Litt salt​​​​‌ ‍ ​‍​‍‌‍ ‌ ​‍‌‍‍‌‌‍‌ ‌‍‍‌‌‍ ‍​‍​‍​ ‍‍​‍​‍‌ ​ ‌‍​‌‌‍ ‍‌‍‍‌‌ ‌​‌ ‍‌​‍ ‍‌‍‍‌‌‍ ​‍​‍​‍ ​​‍​‍‌‍‍​‌ ​‍‌‍‌‌‌‍‌‍​‍​‍​ ‍‍​‍​‍‌‍‍​‌ ‌​‌ ‌​‌ ​​‌ ​ ​ ‍‍​‍ ​‍ ‌‍​ ‌‍ ‌‌ ​ ​‍ ‍‌‍​ ‌‍‌‌‌ ​‍‌ ‌‍‌‍‌‌‌ ​‍‌‍​‌​‍ ‍‌ ​ ‌‍‌‌​‍ ‌ ​​‌ ​‍‌‍ ‌‍‌​‌ ‌‌‌‍​ ‌ ‌​‌‍‍‌‌‍ ‌‍ ‍​‍ ‌‍‍‌‌‍ ‍‌ ‌​‌‍‌‌‌‍ ‍‌ ‌​​‍ ‌‍‌‌‌‍‌​‌‍‍‌‌ ‌​​‍ ‌‍ ‌‌‍ ‌‍‌​‌‍‌‌​ ‌‌ ​​‌ ​‍‌‍‌‌‌ ​ ‌‍‌‌‌‍ ‍‌ ‌​‌‍​‌‌ ‌​‌‍‍‌‌‍ ‌‍ ‍​ ‍ ‌‍‍‌‌‍‌​​ ‌‌‍‍‌​ ​‌​ ‍​‌‍ ‍​‍ ‍​ ‍​​ ‌ ‌‍​‍​ ‌‍​ ‌‍​ ​‍‌‍​‍​ ‍‌​‍ ‌‌‍‌‍‌‍​‌​ ‌​​ ‌ ​‍ ‌​ ‌​​ ‌​‌‍​‍​ ​‌​‍ ‌​ ‍​‌‍​‍‌‍‌‍​ ​‍​‍ ‌​ ​​‌‍​ ​ ‌‍‌‍‌‍​ ‌‌‌‍​‌‌‍​ ‌‍‌​‌‍‌​​ ‍​‌‍‌‍​ ​ ​‍ ‍‌‍ ‍‌‍ ​ ‍ ‌ ‌​‌ ‍‌‌ ​​‌‍‌‌​ ‌‌ ​​‌‍​‌‌‍‌ ‌‍‌‌​ ‍ ‌ ​​‌‍​‌‌ ‌​‌‍‍​​ ‌‌‍​‍‌‍ ​‌‍ ‌‍​ ‌‍‍ ‌ ​ ​‍‌‌​ ‌‌‌​​‍‌‌ ‌‍‍ ‌‍‌‌‌ ‍‌​‍‌‌​ ​ ‌​‌​​‍‌‌​ ​ ‌​‌​​‍‌‌​ ​‍​ ​‍‌‍‌‌​ ‍‌​ ‌ ​ ​‌‌‍‌​​ ​‍​ ​‍​ ‌ ‌‍‌‌‌‍‌​‌‍‌​​ ​​​‍‌‌​ ​‍​ ​‍​‍‌‌​ ‌‌‌​‌​​‍ ‍‌‍​ ‌‍ ‌‍ ​‌ ‌‌‌‍ ‌‌‍ ‍‌ ​ ​‍‌‌​ ‌‌‌​​‍‌‌ ‌‍‍ ‌‍‌‌‌ ‍‌​‍‌‌​ ​ ‌​‌​​‍‌‌​ ​ ‌​‌​​‍‌‌​ ​‍​ ​‍​ ‌ ‌‍‌‌‌‍​‍‌‍​‌​ ‍​​ ‍‌​ ​‌​ ‌​‌‍​‌‌‍‌​​ ‍​​ ‌‌​‍‌‌​ ​‍​ ​‍​‍‌‌​ ‌‌‌​‌​​‍ ‍‌‍‍‌‌ ‌​‌‍‌‌‌‍ ‌‌ ​ ​‍‌‌​ ‌‌‌​​‍​ ‍‌​‍‌‌​ ‌‌‌​‌​​ ‌‍​‍‌‍​‌‌ ​ ‌‍‌‌‌‌‌‌‌ ​‍‌‍ ​​ ‌‌‍‍​‌ ‌​‌ ‌​‌ ​​‌ ​ ​‍‌‌​ ​ ‌​​‌​‍‌‌​ ​‍‌​‌‍​‍‌‌​ ​‍‌​‌‍‌‍​ ‌‍ ‌‌ ​ ​‍ ‍‌‍​ ‌‍‌‌‌ ​‍‌ ‌‍‌‍‌‌‌ ​‍‌‍​‌​‍ ‍‌ ​ ‌‍‌‌​‍‌‍‌‍‍‌‌‍‌​​ ‌‌‍‍‌​ ​‌​ ‍​‌‍ ‍​‍ ‍​ ‍​​ ‌ ‌‍​‍​ ‌‍​ ‌‍​ ​‍‌‍​‍​ ‍‌​‍ ‌‌‍‌‍‌‍​‌​ ‌​​ ‌ ​‍ ‌​ ‌​​ ‌​‌‍​‍​ ​‌​‍ ‌​ ‍​‌‍​‍‌‍‌‍​ ​‍​‍ ‌​ ​​‌‍​ ​ ‌‍‌‍‌‍​ ‌‌‌‍​‌‌‍​ ‌‍‌​‌‍‌​​ ‍​‌‍‌‍​ ​ ​‍ ‍‌‍ ‍‌‍ ​‍‌‍‌ ‌​‌ ‍‌‌ ​​‌‍‌‌​ ‌‌ ​​‌‍​‌‌‍‌ ‌‍‌‌​‍‌‍‌ ​​‌‍​‌‌ ‌​‌‍‍​​ ‌‌‍​‍‌‍ ​‌‍ ‌‍​ ‌‍‍ ‌ ​ ​‍‌‌​ ‌‌‌​​‍‌‌ ‌‍‍ ‌‍‌‌‌ ‍‌​‍‌‌​ ​ ‌​‌​​‍‌‌​ ​ ‌​‌​​‍‌‌​ ​‍​ ​‍‌‍‌‌​ ‍‌​ ‌ ​ ​‌‌‍‌​​ ​‍​ ​‍​ ‌ ‌‍‌‌‌‍‌​‌‍‌​​ ​​​‍‌‌​ ​‍​ ​‍​‍‌‌​ ‌‌‌​‌​​‍ ‍‌‍​ ‌‍ ‌‍ ​‌ ‌‌‌‍ ‌‌‍ ‍‌ ​ ​‍‌‌​ ‌‌‌​​‍‌‌ ‌‍‍ ‌‍‌‌‌ ‍‌​‍‌‌​ ​ ‌​‌​​‍‌‌​ ​ ‌​‌​​‍‌‌​ ​‍​ ​‍​ ‌ ‌‍‌‌‌‍​‍‌‍​‌​ ‍​​ ‍‌​ ​‌​ ‌​‌‍​‌‌‍‌​​ ‍​​ ‌‌​‍‌‌​ ​‍​ ​‍​‍‌‌​ ‌‌‌​‌​​‍ ‍‌‍‍‌‌ ‌​‌‍‌‌‌‍ ‌‌ ​ ​‍‌‌​ ‌‌‌​​‍​ ‍‌​‍‌‌​ ‌‌‌​‌​​‍‌‍‌ ‌ ‌‍ ‌ ​‍‌‍‍ ‌ ​ ‌ ​​‌‍​‌‌‍​ ‌‍‌‌​ ‌‌ ​​‌ ​‍‌‍ ‌‍‌​‌ ‌‌‌‍​ ‌ ‌​‌‍‍‌‌‍ ‌‍ ‍​‍‌‍‌ ​​‌‍‌‌‌ ​‍‌ ​ ‌ ​​‌‍‌‌‌‍​ ‌ ‌​‌‍‍‌‌ ‌‍‌‍‌‌​ ‌‌ ​​‌ ‌‌‌‍​‍‌‍ ​‌‍‍‌‌ ​ ‌‍‍​‌‍‌‌‌‍‌​​‍​‍‌ ‌
mel hvis du ikke bruker ferdig havremel.
til en jevn røre. La deigen stå og svelle i ca 20 minutter.